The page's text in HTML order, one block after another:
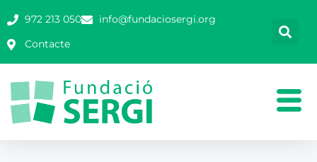
972 213 050
info@fundaciosergi.org
Contacte